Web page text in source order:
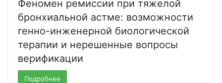
Феномен ремиссии при тяжелой
бронхиальной астме: возможности
генно-инженерной биологической
терапии и нерешенные вопросы
верификации
Подробнее